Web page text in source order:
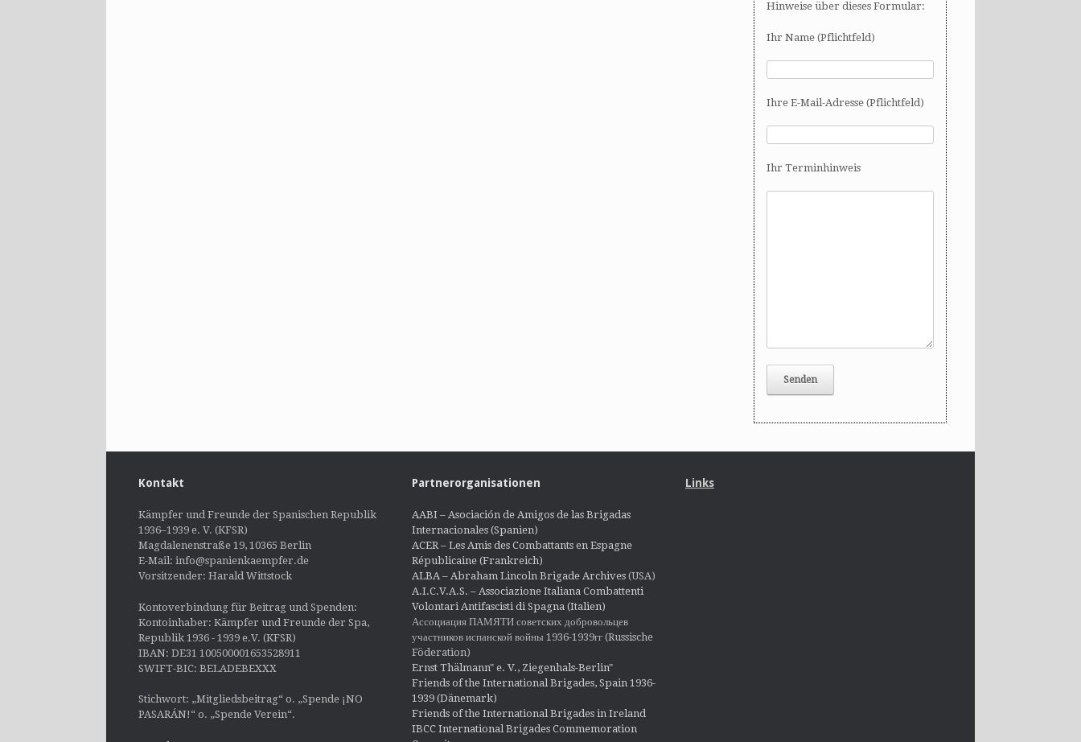
Hinweise über dieses Formular:
Ihr Name (Pflichtfeld)
Ihre E-Mail-Adresse (Pflichtfeld)
Ihr Terminhinweis
Kontakt
Kämpfer und Freunde der Spanischen Republik
1936–1939 e. V. (KFSR)
Magdalenenstraße 19, 10365 Berlin
E-Mail: info@spanienkaempfer.de
Vorsitzender: Harald Wittstock
Kontoverbindung für Beitrag und Spenden:
Kontoinhaber: Kämpfer und Freunde der Spa,
Republik 1936 - 1939 e.V. (KFSR)
IBAN: DE31 100500001653528911
SWIFT-BIC: BELADEBEXXX
Stichwort: „Mitgliedsbeitrag“ o. „Spende ¡NO
PASARÁN!“ o. „Spende Verein“.
Partnerorganisationen
AABI – Asociación de Amigos de las Brigadas
Internacionales (Spanien)
ACER – Les Amis des Combattants en Espagne
Républicaine (Frankreich)
ALBA – Abraham Lincoln Brigade Archives(USA)
A.I.C.V.A.S. – Associazione Italiana Combattenti
Volontari Antifascisti di Spagna (Italien)
Ассоциация ПАМЯТИ советских добровольцев
участников испанской войны 1936-1939гг (Russische
Föderation)
Ernst Thälmann" e. V., Ziegenhals-Berlin"
Friends of the International Brigades, Spain 1936-
1939 (Dänemark)
Friends of the International Brigades in Ireland
IBCC International Brigades Commemoration
Links